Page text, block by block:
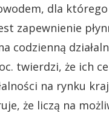
dla
zapewnienie
codzienną
twierdzi, że ich
na rynku
że liczą na